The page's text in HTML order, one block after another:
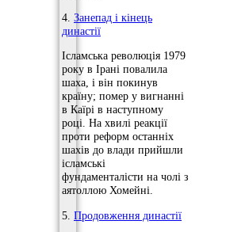
4. Занепад і кінець
династії
Ісламська революція 1979
року в Ірані повалила
шаха, і він покинув
країну; помер у вигнанні
в Каїрі в наступному
році. На хвилі реакції
проти реформ останніх
шахів до влади прийшли
ісламські
фундаменталісти на чолі з
аятоллою Хомейні.
5. Продовження династії